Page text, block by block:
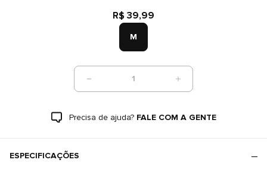
R$ 39,99
M
1
Precisa de ajuda? FALE COM A GENTE
ESPECIFICAÇÕES